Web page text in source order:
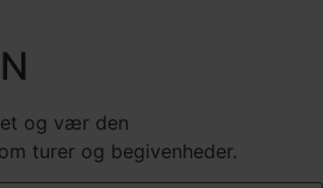
og vær den
turer og begivenheder.